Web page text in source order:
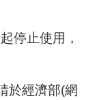
停止使用，
於經濟部(網